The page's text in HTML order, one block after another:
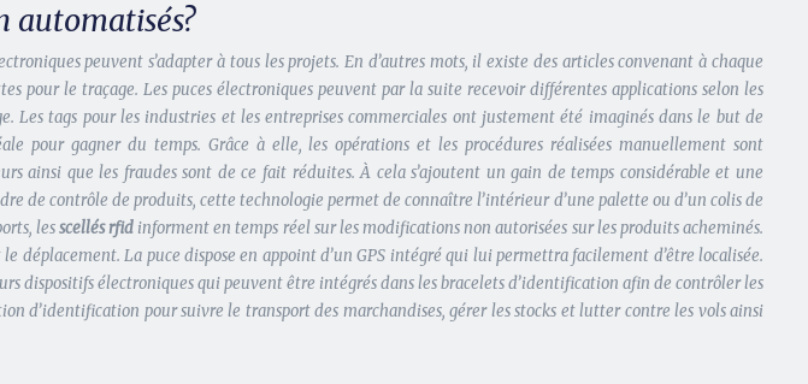
automatisés?
peuvent s’adapter à tous les projets. En d’autres mots, il existe des articles convenant à chaque
pour le traçage. Les puces électroniques peuvent par la suite recevoir différentes applications selon les
Les tags pour les industries et les entreprises commerciales ont justement été imaginés dans le but de
pour gagner du temps. Grâce à elle, les opérations et les procédures réalisées manuellement sont
ainsi que les fraudes sont de ce fait réduites. À cela s’ajoutent un gain de temps considérable et une
de contrôle de produits, cette technologie permet de connaître l’intérieur d’une palette ou d’un colis de
lesscellés rfidinforment en temps réel sur les modifications non autorisées sur les produits acheminés.
La puce dispose en appoint d’un GPS intégré qui lui permettra facilement d’être localisée.
dispositifs électroniques qui peuvent être intégrés dans les bracelets d’identification afin de contrôler les
d’identification pour suivre le transport des marchandises, gérer les stocks et lutter contre les vols ainsi